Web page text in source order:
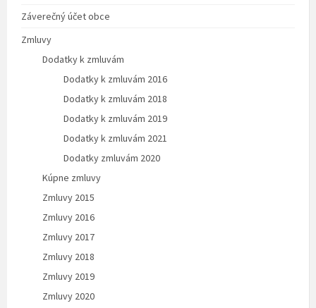
Záverečný účet obce
Zmluvy
Dodatky k zmluvám
Dodatky k zmluvám 2016
Dodatky k zmluvám 2018
Dodatky k zmluvám 2019
Dodatky k zmluvám 2021
Dodatky zmluvám 2020
Kúpne zmluvy
Zmluvy 2015
Zmluvy 2016
Zmluvy 2017
Zmluvy 2018
Zmluvy 2019
Zmluvy 2020